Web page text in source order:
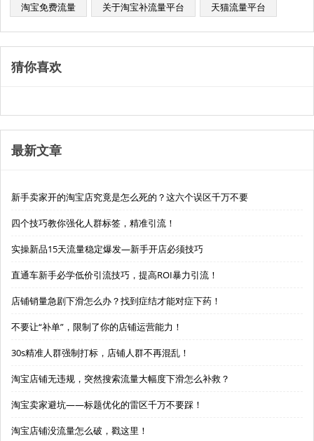
淘宝免费流量
关于淘宝补流量平台 天猫流量平台
猜你喜欢
最新文章
新手卖家开的淘宝店究竟是怎么死的？这六个误区千万不要
四个技巧教你强化人群标签，精准引流！
实操新品15天流量稳定爆发—新手开店必须技巧
直通车新手必学低价引流技巧，提高ROI暴力引流！
店铺销量急剧下滑怎么办？找到症结才能对症下药！
不要让“补单”，限制了你的店铺运营能力！
30s精准人群强制打标，店铺人群不再混乱！
淘宝店铺无违规，突然搜索流量大幅度下滑怎么补救？
淘宝卖家避坑——标题优化的雷区千万不要踩！
淘宝店铺没流量怎么破，戳这里！